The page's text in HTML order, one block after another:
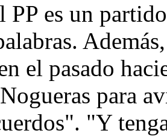
PP es un
el pasado
para
"Y